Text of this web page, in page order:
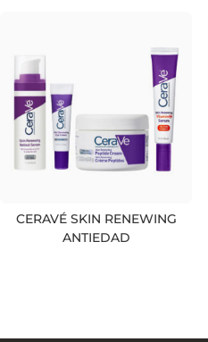
CERAVÉ SKIN RENEWING
ANTIEDAD